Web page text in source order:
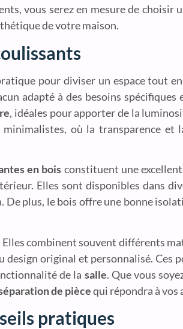
vous serez en mesure de choisir
de votre maison.
pour diviser un espace tout
adapté à des besoins
, idéales pour apporter de la
où la transparence et
en bois constituent une
Elles sont disponibles dans
plus, le bois offre une bonne
combinent souvent différents
design original et personnalisé. Ces
de la salle. Que vous
de piècequi répondra à vos
pratiques